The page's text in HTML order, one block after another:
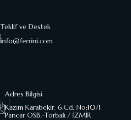
Teklif ve Destek
info@ferrini.com
Adres Bilgisi
Kazım Karabekir, 6.Cd. No:10/1
Pancar OSB.-Torbalı / İZMİR